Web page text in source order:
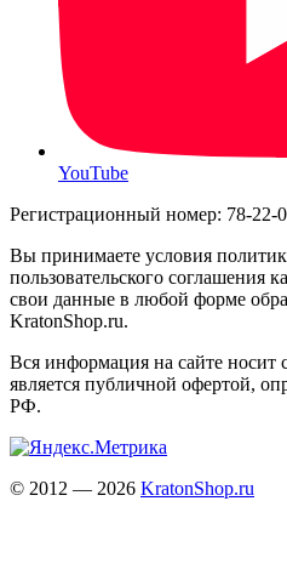
YouTube
Регистрационный номер: 78-22-
Вы принимаете условия
пользовательского соглашения
свои данные в любой форме
KratonShop.ru.
Вся информация на сайте носит
является публичной офертой,
РФ.
© 2012 — 2026 KratonShop.ru